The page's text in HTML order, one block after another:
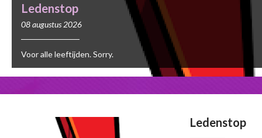
zat 25/07/2026 18:30 Poppel - Eerste elftal dins 4/08/2026 19:30
elftal don 13/08/2026 19:30 Eerste elftal - reserven Turnhout
Eerste… … …
Ledenstop